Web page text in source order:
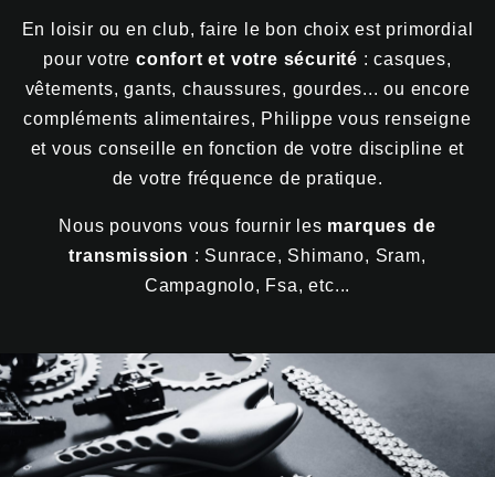
En loisir ou en club, faire le bon choix est primordial
pour votre confort et votre sécurité : casques,
vêtements, gants, chaussures, gourdes... ou encore
compléments alimentaires, Philippe vous renseigne
et vous conseille en fonction de votre discipline et
de votre fréquence de pratique.
Nous pouvons vous fournir les marques de
transmission : Sunrace, Shimano, Sram,
Campagnolo, Fsa, etc...